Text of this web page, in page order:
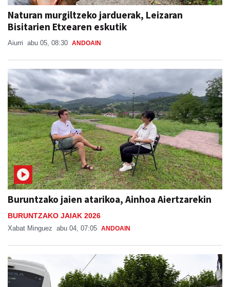
Naturan murgiltzeko jarduerak, Leizaran
Bisitarien Etxearen eskutik
Aiurri abu 05, 08:30 ANDOAIN
Buruntzako jaien atarikoa, Ainhoa Aiertzarekin
BURUNTZAKO JAIAK 2026
Xabat Minguez abu 04, 07:05 ANDOAIN